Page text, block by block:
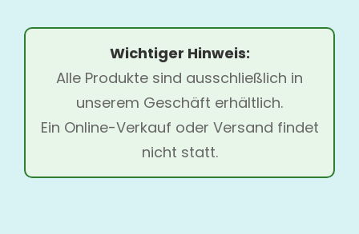
Wichtiger Hinweis:
Alle Produkte sind ausschließlich in
unserem Geschäft erhältlich.
Ein Online-Verkauf oder Versand findet
nicht statt.